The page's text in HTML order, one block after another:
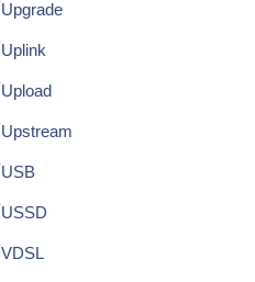
Upgrade
Uplink
Upload
Upstream
USB
USSD
VDSL